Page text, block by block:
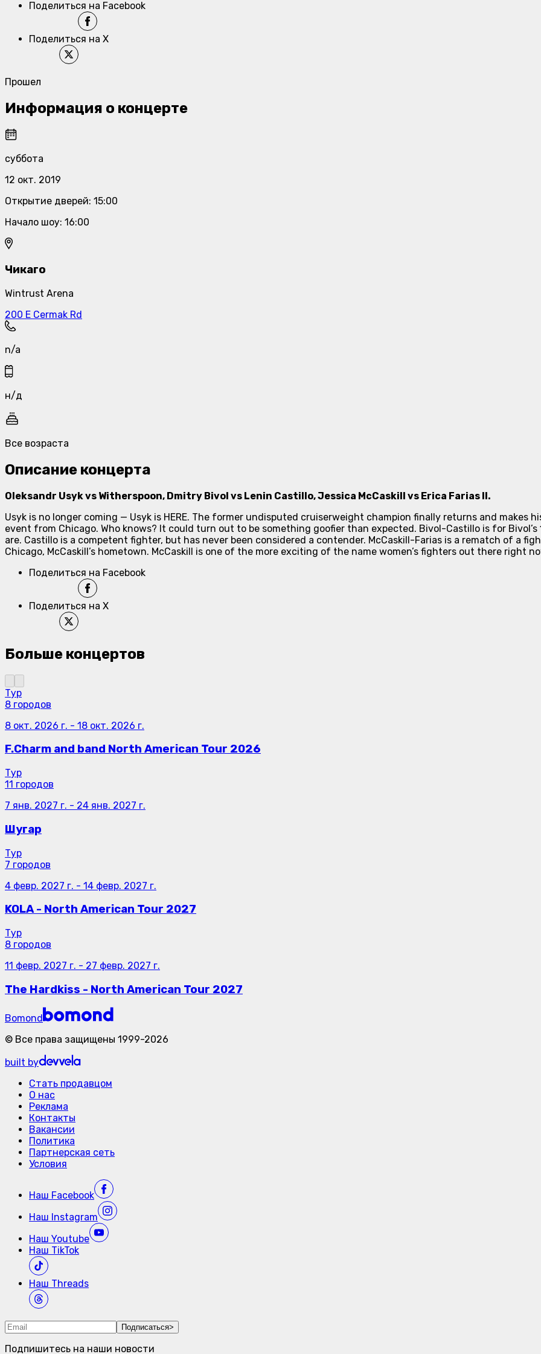
Поделиться на Facebook
Поделиться на X
Прошел
Информация о концерте
суббота
12 окт. 2019
Открытие дверей: 15:00
Начало шоу: 16:00
Чикаго
Wintrust Arena
200 E Cermak Rd
n/a
н/д
Все возраста
Описание концерта
Oleksandr Usyk vs Witherspoon, Dmitry Bivol vs Lenin Castillo, Jessica McCaskill vs Erica Farias II.
Usyk is no longer coming — Usyk is HERE. The former undisputed cruiserweight champion finally returns and makes
event from Chicago. Who knows? It could turn out to be something goofier than expected. Bivol-Castillo is for
are. Castillo is a competent fighter, but has never been considered a contender. McCaskill-Farias is a rematch of a
Chicago, McCaskill’s hometown. McCaskill is one of the more exciting of the name women’s fighters out there right
Поделиться на Facebook
Поделиться на X
Больше концертов
Тур
8 городов
8 окт. 2026 г. - 18 окт. 2026 г.
F.Charm and band North American Tour 2026
Тур
11 городов
7 янв. 2027 г. - 24 янв. 2027 г.
Шугар
Тур
7 городов
4 февр. 2027 г. - 14 февр. 2027 г.
KOLA - North American Tour 2027
Тур
8 городов
11 февр. 2027 г. - 27 февр. 2027 г.
The Hardkiss - North American Tour 2027
Bomond
© Все права защищены 1999-2026
built by
Стать продавцом
О нас
Реклама
Контакты
Вакансии
Политика
Партнерская сеть
Условия
Наш Facebook
Наш Instagram
Наш Youtube
Наш TikTok
Наш Threads
Подписаться>
Подпишитесь на наши новости